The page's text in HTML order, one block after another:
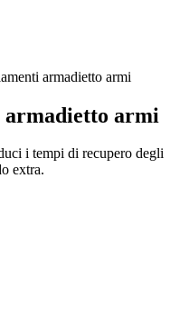
armadietto armi
armadietto armi
i tempi di recupero degli
extra.